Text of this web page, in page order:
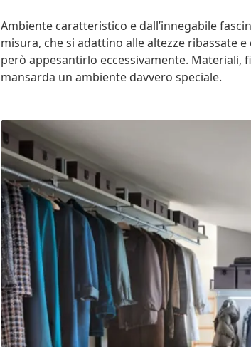
Ambiente caratteristico e dall’innegabile
misura, che si adattino alle altezze ribassate
però appesantirlo eccessivamente. Materiali,
mansarda un ambiente davvero speciale.